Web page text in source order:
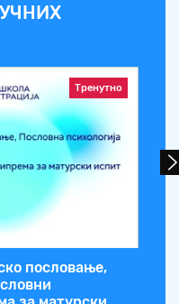
Тренутно
пословање,